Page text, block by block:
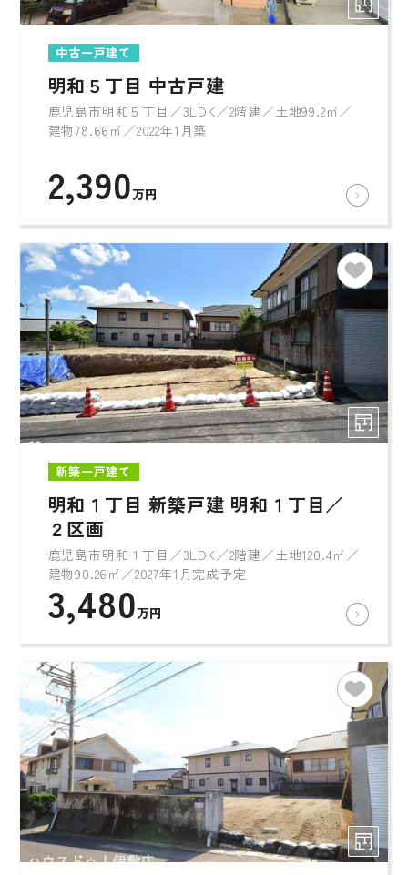
中古一戸建て
明和５丁目 中古戸建
鹿児島市明和５丁目／3LDK／2階建／土地99.2㎡／
建物78.66㎡／2022年1月築
2,390万円
新築一戸建て
明和１丁目 新築戸建 明和１丁目／
２区画
鹿児島市明和１丁目／3LDK／2階建／土地120.4㎡／
建物90.26㎡／2027年1月完成予定
3,480万円